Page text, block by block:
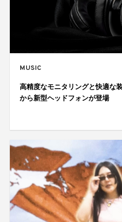
MUSIC
高精度なモニタリングと快適な
から新型ヘッドフォンが登場